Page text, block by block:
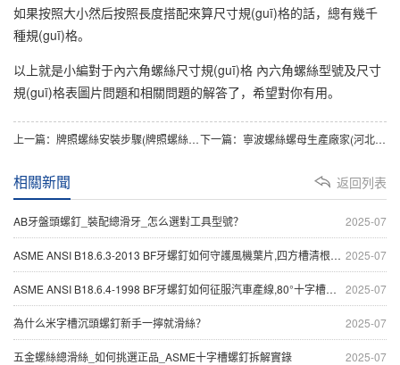
如果按照大小然后按照長度搭配來算尺寸規(guī)格的話，總有幾千
種規(guī)格。
以上就是小編對于內六角螺絲尺寸規(guī)格 內六角螺絲型號及尺寸
規(guī)格表圖片問題和相關問題的解答了，希望對你有用。
上一篇： 牌照螺絲安裝步驟(牌照螺絲是多大尺寸的) 下一篇： 寧波螺絲螺母生產廠家(河北螺絲螺母生產廠家)
返回列表
相關新聞
2025-07
AB牙盤頭螺釘_裝配總滑牙_怎么選對工具型號？
2025-07
ASME ANSI B18.6.3-2013 BF牙螺釘如何守護風機葉片,四方槽清根設計破解振動困局
2025-07
ASME ANSI B18.6.4-1998 BF牙螺釘如何征服汽車產線,80°十字槽半沉頭設計暗藏什么破拆玄機
2025-07
為什么米字槽沉頭螺釘新手一擰就滑絲？
2025-07
五金螺絲總滑絲_如何挑選正品_ASME十字槽螺釘拆解實錄